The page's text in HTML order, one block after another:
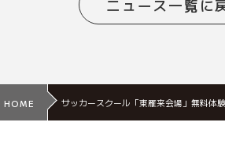
ニュース一覧に
HOME サッカースクール「東雁来会場」無料体